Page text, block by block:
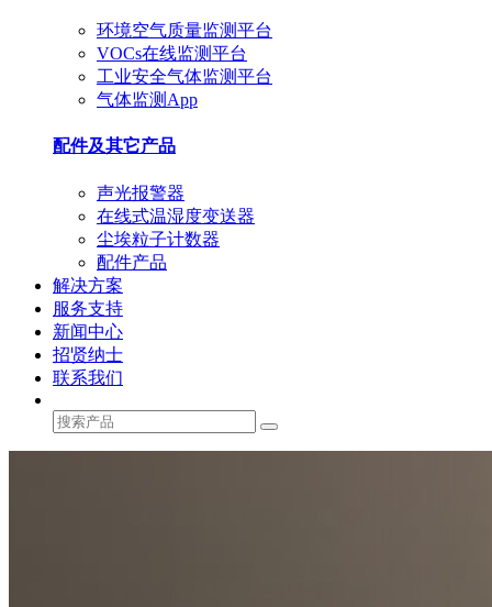
环境空气质量监测平台
VOCs在线监测平台
工业安全气体监测平台
气体监测App
配件及其它产品
声光报警器
在线式温湿度变送器
尘埃粒子计数器
配件产品
解决方案
服务支持
新闻中心
招贤纳士
联系我们